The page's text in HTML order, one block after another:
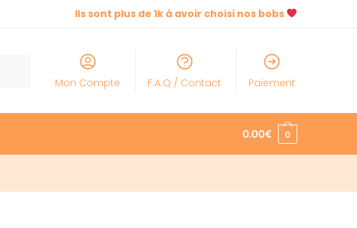
Ils sont plus de 1k à avoir choisi nos bobs
Mon Compte F.A.Q / Contact Paiement
0.00€ 0